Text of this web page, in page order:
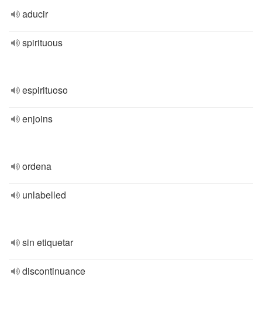
aducir
spirituous
espirituoso
enjoins
ordena
unlabelled
sin etiquetar
discontinuance